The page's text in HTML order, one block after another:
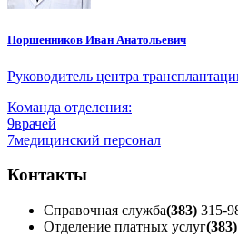
Поршенников Иван Анатольевич
Руководитель центра
Команда отделения:
9врачей
7медицинский персонал
Контакты
Справочная служба(383) 315-
Отделение платных услуг(383)